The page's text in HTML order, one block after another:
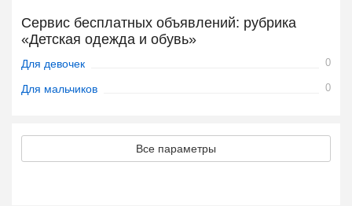
Сервис бесплатных объявлений: рубрика
«Детская одежда и обувь»
Для девочек 0
Для мальчиков 0
Все параметры